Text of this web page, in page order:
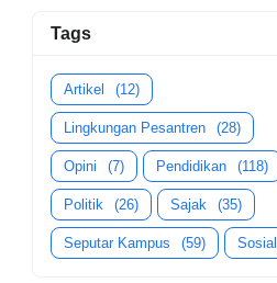
Tags
Artikel (12)
Lingkungan Pesantren (28)
Opini (7) Pendidikan (118)
Politik (26) Sajak (35)
Seputar Kampus (59) Sosial